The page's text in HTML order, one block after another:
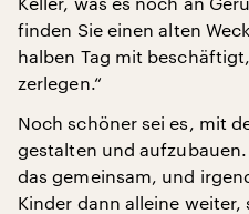
finden Sie einen alten
halben Tag mit
zerlegen.“
Noch schöner sei es, mit
gestalten und
das gemeinsam, und
Kinder dann alleine weiter,